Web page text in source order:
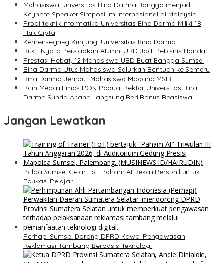
Mahasiswa Universitas Bina Darma Bangga menjadi
Keynote Speaker Simposium Internasional di Malaysia
Prodi teknik Informatika Universitas Bina Darma Miliki 18
Hak Cipta
Kemensegneg Kunjungi Universitas Bina Darma
Bukti Nyata Persiapkan Alumni UBD Jadi Pebisnis Handal
Prestasi Hebat, 12 Mahasiswa UBD Buat Bangga Sumsel
Bina Darma Utus Mahasiswa Salurkan Bantuan ke Semeru
Bina Darma Jemput Mahasiswa Magang MSIB
Raih Medali Emas PON Papua, Rektor Universitas Bina
Darma Sunda Ariana Langsung Beri Bonus Beasiswa
Jangan Lewatkan
Polda Sumsel Gelar ToT Paham AI Bekali Personil untuk
Edukasi Pelajar
Perhapi Sumsel Dorong DPRD Kawal Pengawasan
Reklamasi Tambang Berbasis Teknologi